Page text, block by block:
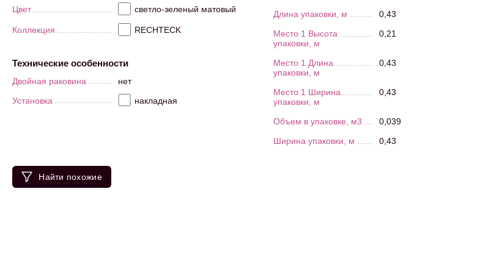
Цвет светло-зеленый матовый
Коллекция RECHTECK
Технические особенности
Двойная раковина
нет
Установка
накладная
Длина упаковки, м
0,43
Место 1 Высота
упаковки, м
0,21
Место 1 Длина
упаковки, м
0,43
Место 1 Ширина
упаковки, м
0,43
Объем в упаковке, м3
0,039
Ширина упаковки, м
0,43
Найти похожие